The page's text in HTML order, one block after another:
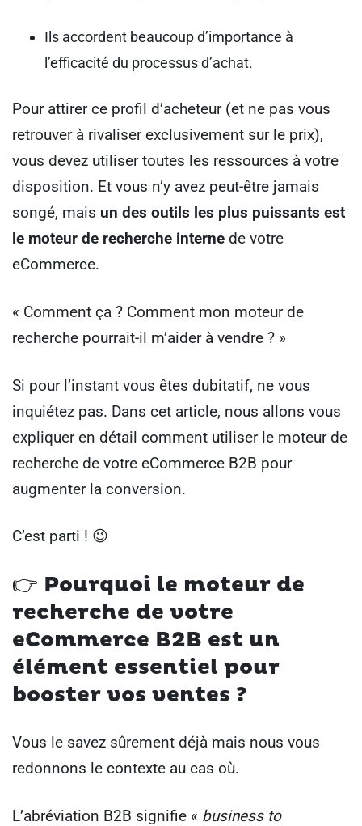
Ils accordent beaucoup d’importance à
l’efficacité du processus d’achat.
Pour attirer ce profil d’acheteur (et ne pas vous
retrouver à rivaliser exclusivement sur le prix),
vous devez utiliser toutes les ressources à votre
disposition. Et vous n’y avez peut-être jamais
songé, mais un des outils les plus puissants est
le moteur de recherche interne de votre
eCommerce.
« Comment ça ? Comment mon moteur de
recherche pourrait-il m’aider à vendre ? »
Si pour l’instant vous êtes dubitatif, ne vous
inquiétez pas. Dans cet article, nous allons vous
expliquer en détail comment utiliser le moteur de
recherche de votre eCommerce B2B pour
augmenter la conversion.
C’est parti ! 😉
👉 Pourquoi le moteur de
recherche de votre
eCommerce B2B est un
élément essentiel pour
booster vos ventes ?
Vous le savez sûrement déjà mais nous vous
redonnons le contexte au cas où.
L’abréviation B2B signifie « business to